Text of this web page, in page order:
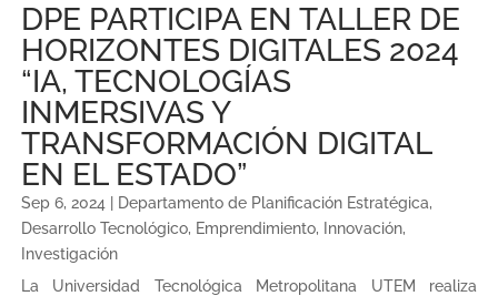
DPE PARTICIPA EN TALLER DE
HORIZONTES DIGITALES 2024
“IA, TECNOLOGÍAS
INMERSIVAS Y
TRANSFORMACIÓN DIGITAL
EN EL ESTADO”
Sep 6, 2024 Departamento de Planificación Estratégica,
Desarrollo Tecnológico, Emprendimiento, Innovación,
Investigación
La Universidad Tecnológica Metropolitana UTEM realiza